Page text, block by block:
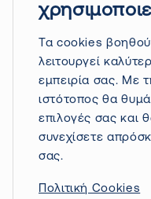
Τα cookies
λειτουργεί
εμπειρία σας. Με
ιστότοπος θα
επιλογές σας και
συνεχίσετε
σας.
Πολιτική Cookies
Επικοινωνία
Τρόποι
πληρωμής
αποστολής
Πολιτική
επιστροφών
Πολιτική
απορρήτου
χρήσης
Power
surfacing
/ nPower
software
Driveworks
Solidworks
Electrical